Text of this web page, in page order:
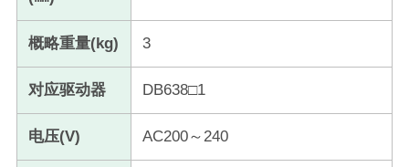
概略重量(kg) 3
对应驱动器 DB638□1
电压(V) AC200～240